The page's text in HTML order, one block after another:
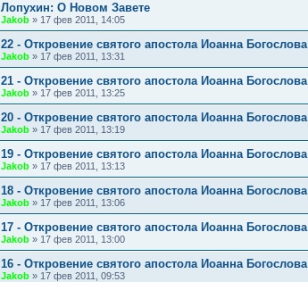
Лопухин: О Новом Завете
Jakob » 17 фев 2011, 14:05
22 - Откровение святого апостола Иоанна Богослова
Jakob » 17 фев 2011, 13:31
21 - Откровение святого апостола Иоанна Богослова
Jakob » 17 фев 2011, 13:25
20 - Откровение святого апостола Иоанна Богослова
Jakob » 17 фев 2011, 13:19
19 - Откровение святого апостола Иоанна Богослова
Jakob » 17 фев 2011, 13:13
18 - Откровение святого апостола Иоанна Богослова
Jakob » 17 фев 2011, 13:06
17 - Откровение святого апостола Иоанна Богослова
Jakob » 17 фев 2011, 13:00
16 - Откровение святого апостола Иоанна Богослова
Jakob » 17 фев 2011, 09:53